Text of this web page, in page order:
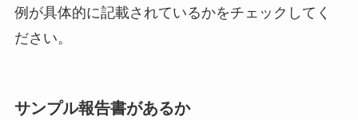
例が具体的に記載されているかをチェックしてく
ださい。
サンプル報告書があるか